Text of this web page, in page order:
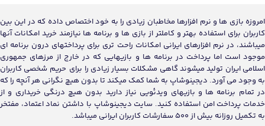
امروزه بازی ها و نرم افزارها مخاطبان زیادی را به خود اختصاص داده که در این بین
کاربران برای استفاده بهتر و کاملتر از بازی ها و برنامه ها نیازمند خرید امکانات آنها
میباشند، در نرم افزارهای ایرانی امکانات راحت تری برای پرداختهای درون برنامه ای
موجود است اما پرداخت در برنامه ها و بازیهایی که در خارج از مرزهای جمهوری
اسلامی ایران تولید میشوند گاهی مشکلات بسیار زیادی را برای حریم شخصی کاربران
به وجود می آورد. دیجینوشاپ به شما کمک میکند تا بدون هیچ نگرانی هر آنچه را که
در تمام برنامه ها و بازیهای ویدئویی نیاز دارید بدون هیچ درنگی خریداری و از
خدمات پرداخت امن استفاده کنید. سایت دیجینوشاپ با داشتن نماد اعتماد، مفتخر
به تکمیل روزانه بیش از 500 سفارشات کاربران ایرانی میباشد.